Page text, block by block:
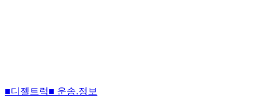
■디젤트럭■ 운송.정보